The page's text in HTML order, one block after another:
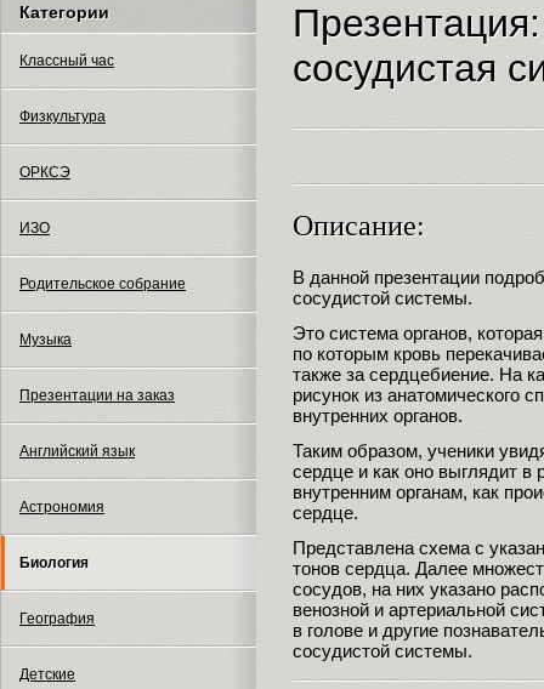
Категории
Классный час
Физкультура
ОРКСЭ
ИЗО
Родительское собрание
Музыка
Презентации на заказ
Английский язык
Астрономия
Биология
География
Детские
сосудистая
Описание:
В данной презентации
сосудистой системы.
Это система органов,
по которым кровь
также за сердцебиение. На
рисунок из анатомического
внутренних органов.
Таким образом, ученики
сердце и как оно выглядит в
внутренним органам, как
сердце.
Представлена схема с
тонов сердца. Далее
сосудов, на них указано
венозной и артериальной
в голове и другие
сосудистой системы.